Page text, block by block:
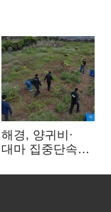
해경, 양귀비·
대마 집중단속…
249명 검거